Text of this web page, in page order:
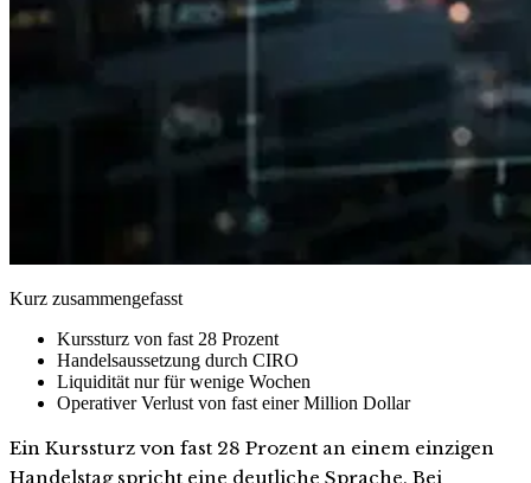
Kurz zusammengefasst
Kurssturz von fast 28 Prozent
Handelsaussetzung durch CIRO
Liquidität nur für wenige Wochen
Operativer Verlust von fast einer Million Dollar
Ein Kurssturz von fast 28 Prozent an einem einzigen
Handelstag spricht eine deutliche Sprache. Bei